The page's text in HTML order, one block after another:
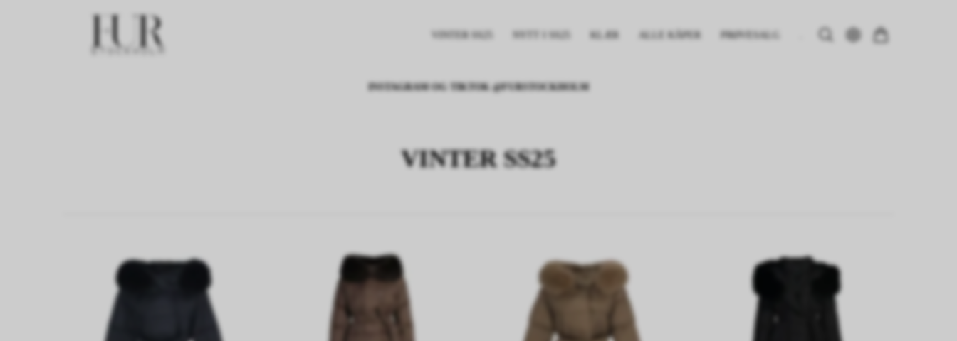
VINTER SS25 NYTT I SS25 KLÆR ALLE KÅPER PRØVESALG
INSTAGRAM OG TIKTOK @FURSTOCKHOLM
VINTER SS25